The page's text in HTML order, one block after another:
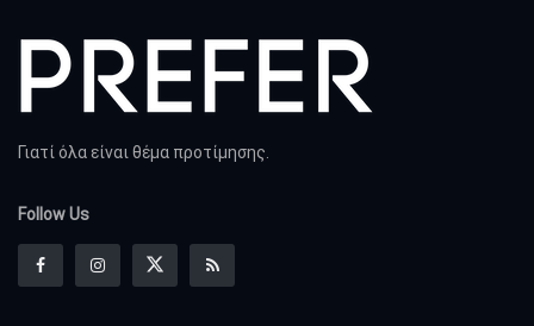
Γιατί όλα είναι θέμα προτίμησης.
Follow Us